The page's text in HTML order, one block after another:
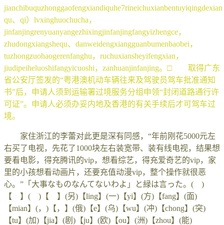
qu、qi）lvxinghuochucha，
jinfanjingrenyuanyangezhixingjinfanjingfangyizhengce，
zhudongxiangshequ、danweidengxiangguanbumenbaobei，
tuzhongzuohaogerenfanghu，ruchuxiansheyifengxian，
jiudipeiheluoshifangyicuoshi，zanhuanjinfanjing。□ 取得广东
省公安厅签发的“粤港澳机动车辆往来及驾驶员驾车批准通知
书”后，申请人须到运输署过境服务分组申领“封闭道路通行许
可证”。申请人必须办妥内地及香港的有关手续后才可驾车过
境。
家住浙江的李蕾对此更是深有同感，“年前刚花5000元左
右买了电视，先花了1000块左右装宽带、装有线电视，结果想
要看电影，得充腾讯的vip，想看综艺，得充爱奇艺的vip，家
里的小孩想看动画片，还要充值动漫vip，整个操作就很恶
心。”「大事なものなんてないわよ」と緑は言った。( )
【 】( )【 】(另)【ling】(一)【yi】(方)【fang】(面)
【mian】(，)【，】(俄)【e】(乌)【wu】(冲)【chong】(突)
【tu】(加)【jia】(剧)【ju】(欧)【ou】(洲)【zhou】(能)